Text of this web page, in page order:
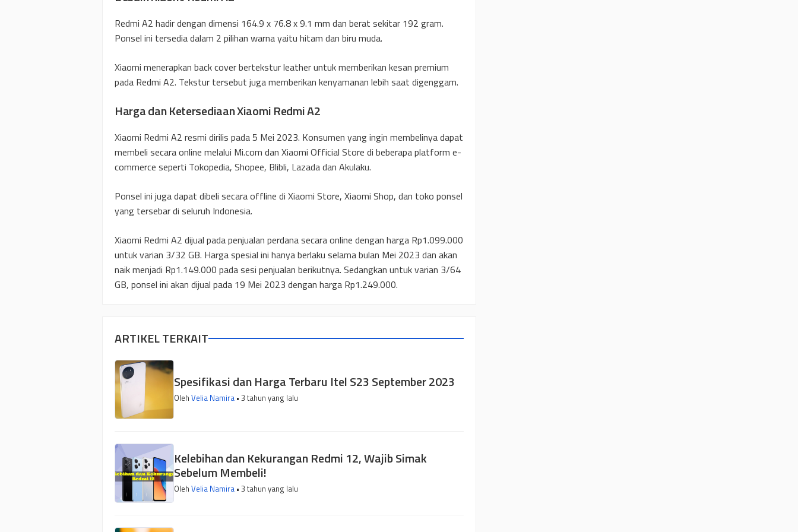
Redmi A2 hadir dengan dimensi 164.9 x 76.8 x 9.1 mm dan berat sekitar 192 gram.
Ponsel ini tersedia dalam 2 pilihan warna yaitu hitam dan biru muda.
Xiaomi menerapkan back cover bertekstur leather untuk memberikan kesan premium
pada Redmi A2. Tekstur tersebut juga memberikan kenyamanan lebih saat digenggam.
Harga dan Ketersediaan Xiaomi Redmi A2
Xiaomi Redmi A2 resmi dirilis pada 5 Mei 2023. Konsumen yang ingin membelinya dapat
membeli secara online melalui Mi.com dan Xiaomi Official Store di beberapa platform e-
commerce seperti Tokopedia, Shopee, Blibli, Lazada dan Akulaku.
Ponsel ini juga dapat dibeli secara offline di Xiaomi Store, Xiaomi Shop, dan toko ponsel
yang tersebar di seluruh Indonesia.
Xiaomi Redmi A2 dijual pada penjualan perdana secara online dengan harga Rp1.099.000
untuk varian 3/32 GB. Harga spesial ini hanya berlaku selama bulan Mei 2023 dan akan
naik menjadi Rp1.149.000 pada sesi penjualan berikutnya. Sedangkan untuk varian 3/64
GB, ponsel ini akan dijual pada 19 Mei 2023 dengan harga Rp1.249.000.
ARTIKEL TERKAIT
Spesifikasi dan Harga Terbaru Itel S23 September 2023
Oleh Velia Namira • 3 tahun yang lalu
Kelebihan dan Kekurangan Redmi 12, Wajib Simak
Sebelum Membeli!
Oleh Velia Namira • 3 tahun yang lalu